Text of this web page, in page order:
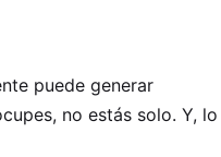
puede generar
no estás solo. Y, lo